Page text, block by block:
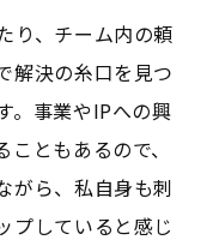
り、チーム内の頼
解決の糸口を見つ
。事業やIPへの興
ともあるので、
がら、私自身も刺
プしていると感じ